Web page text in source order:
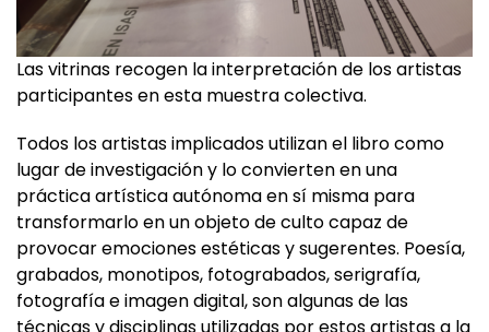
Las vitrinas recogen la interpretación de los artistas
participantes en esta muestra colectiva.
Todos los artistas implicados utilizan el libro como
lugar de investigación y lo convierten en una
práctica artística autónoma en sí misma para
transformarlo en un objeto de culto capaz de
provocar emociones estéticas y sugerentes. Poesía,
grabados, monotipos, fotograbados, serigrafía,
fotografía e imagen digital, son algunas de las
técnicas y disciplinas utilizadas por estos artistas a la
hora de experimentar y convertir las publicaciones